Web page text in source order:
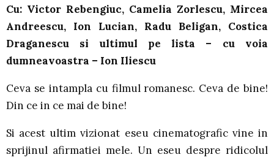
Cu: Victor Rebengiuc, Camelia Zorlescu, Mircea
Andreescu, Ion Lucian, Radu Beligan, Costica
Draganescu si ultimul pe lista – cu voia
dumneavoastra – Ion Iliescu
Ceva se intampla cu filmul romanesc. Ceva de bine!
Din ce in ce mai de bine!
Si acest ultim vizionat eseu cinematografic vine in
sprijinul afirmatiei mele. Un eseu despre ridicolul